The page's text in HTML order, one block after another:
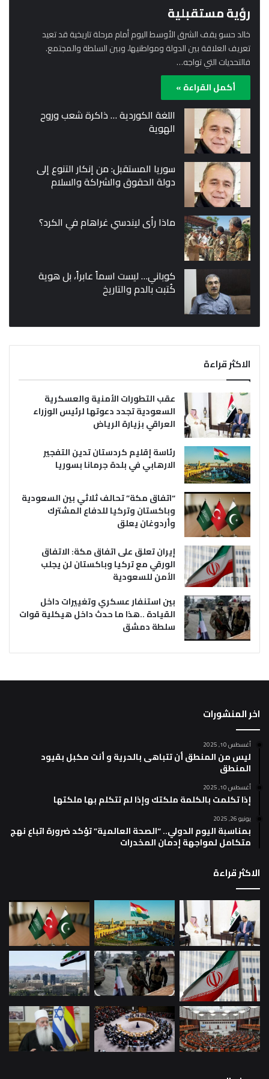
رؤية مستقبلية
خالد حسو يقف الشرق الأوسط اليوم أمام مرحلة تاريخية قد تعيد
تعريف العلاقة بين الدولة ومواطنيها، وبين السلطة والمجتمع.
فالتحديات التي تواجه…
أكمل القراءة »
اللغة الكوردية … ذاكرة شعب وروح
الهوية
سوريا المستقبل: من إنكار التنوع إلى
دولة الحقوق والشراكة والسلام
ماذا رأى ليندسي غراهام في الكرد؟
كوباني… ليست اسماً عابراً، بل هوية
كُتبت بالدم والتاريخ
الاكثر قراءة
عقب التطورات الأمنية والعسكرية
السعودية تجدد دعوتها لرئيس الوزراء
العراقي بزيارة الرياض
رئاسة إقليم كردستان تدين التفجير
الارهابي في بلدة جرمانا بسوريا
“اتفاق مكة” تحالف ثلاثي بين السعودية
وباكستان وتركيا للدفاع المشترك
وأردوغان يعلق
إيران تعلق على اتفاق مكة: الاتفاق
الورقي مع تركيا وباكستان لن يجلب
الأمن للسعودية
بين استنفار عسكري وتغييرات داخل
القيادة ..هذا ما حدث داخل هيكلية قوات
سلطة دمشق
اخر المنشورات
أغسطس 10, 2025
ليس من المنطق أن تتباهى بالحرية و أنت مكبل بقيود
المنطق
أغسطس 10, 2025
إذا تكلمت بالكلمة ملكتك وإذا لم تتكلم بها ملكتها
يونيو 26, 2025
بمناسبة اليوم الدولي.. “الصحة العالمية” تؤكد ضرورة اتباع نهج
متكامل لمواجهة إدمان المخدرات
الاكثر قراءة